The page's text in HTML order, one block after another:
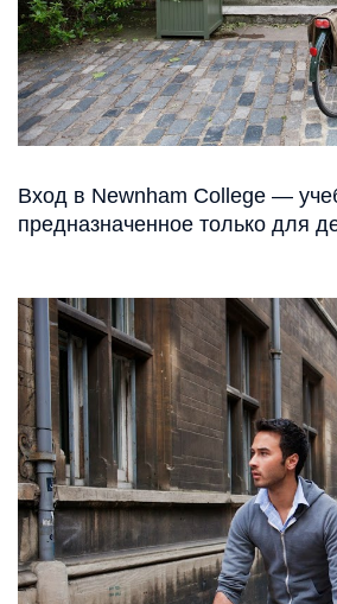
Вход в Newnham College —
предназначенное только для